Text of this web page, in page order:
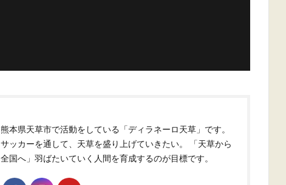
熊本県天草市で活動をしている「ディラネーロ天草」です。
サッカーを通して、天草を盛り上げていきたい。 「天草から
全国へ」羽ばたいていく人間を育成するのが目標です。